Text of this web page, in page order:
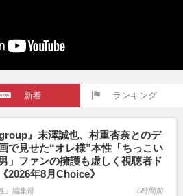
新着 ランキング
』末澤誠也、村重杏奈とのデ
で見せた“オレ様”本性「ちっこい
」ファンの擁護も虚しく視聴者ド
2026年8月Choice》
』編集部 0時間前